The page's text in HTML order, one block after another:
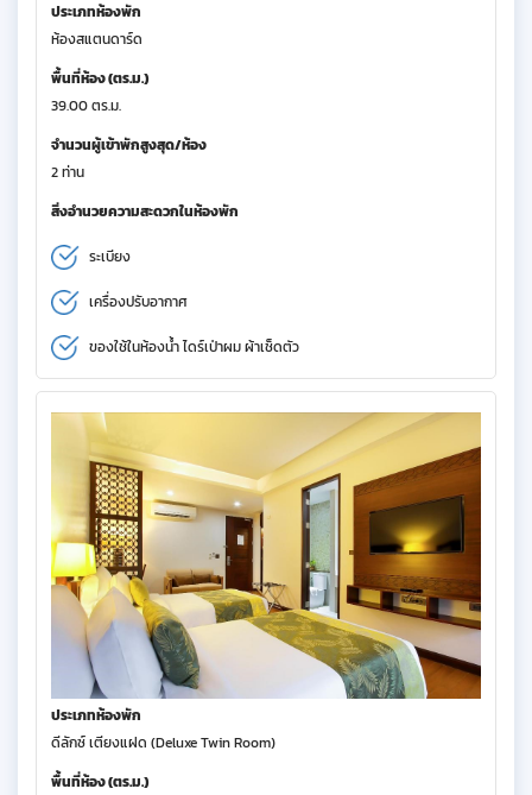
ประเภทห้องพัก
ห้องสแตนดาร์ด
พื้นที่ห้อง (ตร.ม.)
39.00 ตร.ม.
จำนวนผู้เข้าพักสูงสุด/ห้อง
2 ท่าน
สิ่งอำนวยความสะดวกในห้องพัก
ระเบียง
เครื่องปรับอากาศ
ของใช้ในห้องน้ำ ไดร์เป่าผม ผ้าเช็ดตัว
ประเภทห้องพัก
ดีลักซ์ เตียงแฝด (Deluxe Twin Room)
พื้นที่ห้อง (ตร.ม.)